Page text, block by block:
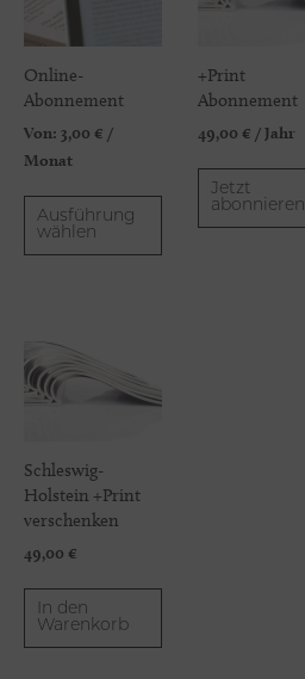
Online-
Abonnement
Von: 3,00 € /
Monat
Ausführung
wählen
+Print
Abonnement
49,00 € / Jahr
Jetzt
abonnieren
Schleswig-
Holstein +Print
verschenken
49,00 €
In den
Warenkorb